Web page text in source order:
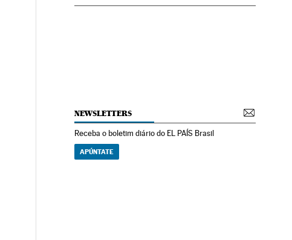
NEWSLETTERS
Receba o boletim diário do EL PAÍS Brasil
APÚNTATE